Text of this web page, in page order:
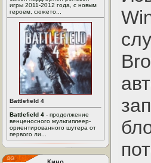
игры 2011-2012 года, с новым
героем, сюжето...
Battlefield 4
Battlefield 4 - продолжение
венценосного мультиплеер-
ориентированного шутера от
первого ли...